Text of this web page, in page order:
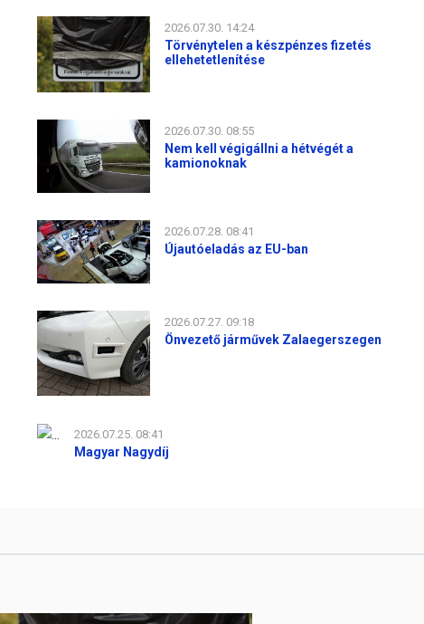
2026.07.30. 14:24
Törvénytelen a készpénzes fizetés
ellehetetlenítése
2026.07.30. 08:55
Nem kell végigállni a hétvégét a
kamionoknak
2026.07.28. 08:41
Újautóeladás az EU-ban
2026.07.27. 09:18
Önvezető járművek Zalaegerszegen
2026.07.25. 08:41
Magyar Nagydíj